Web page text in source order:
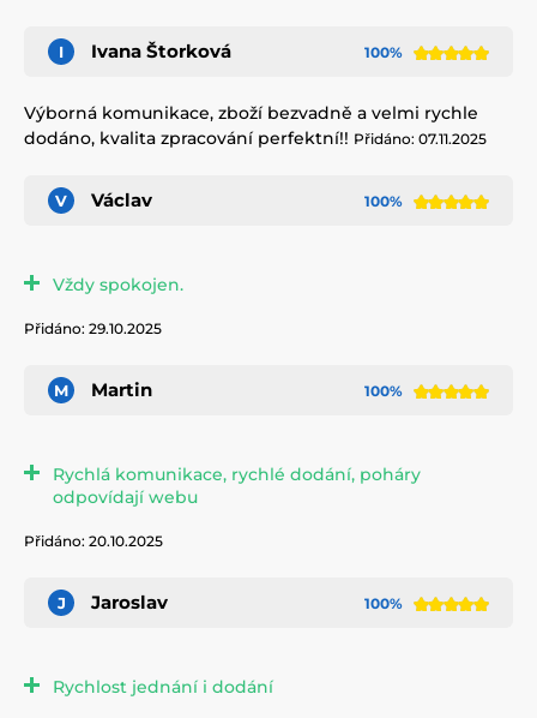
I Ivana Štorková 100%
Výborná komunikace, zboží bezvadně a velmi rychle
dodáno, kvalita zpracování perfektní!! Přidáno: 07.11.2025
V Václav 100%
Vždy spokojen.
Přidáno: 29.10.2025
M Martin 100%
Rychlá komunikace, rychlé dodání, poháry
odpovídají webu
Přidáno: 20.10.2025
J Jaroslav 100%
Rychlost jednání i dodání